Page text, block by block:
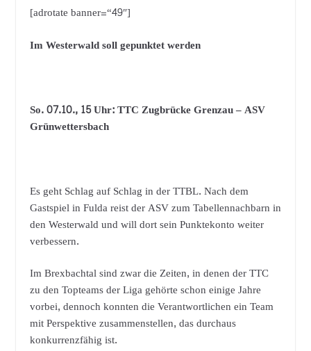
[adrotate banner=“49″]
Im Westerwald soll gepunktet werden
So. 07.10., 15 Uhr: TTC Zugbrücke Grenzau – ASV
Grünwettersbach
Es geht Schlag auf Schlag in der TTBL. Nach dem
Gastspiel in Fulda reist der ASV zum Tabellennachbarn in
den Westerwald und will dort sein Punktekonto weiter
verbessern.
Im Brexbachtal sind zwar die Zeiten, in denen der TTC
zu den Topteams der Liga gehörte schon einige Jahre
vorbei, dennoch konnten die Verantwortlichen ein Team
mit Perspektive zusammenstellen, das durchaus
konkurrenzfähig ist.